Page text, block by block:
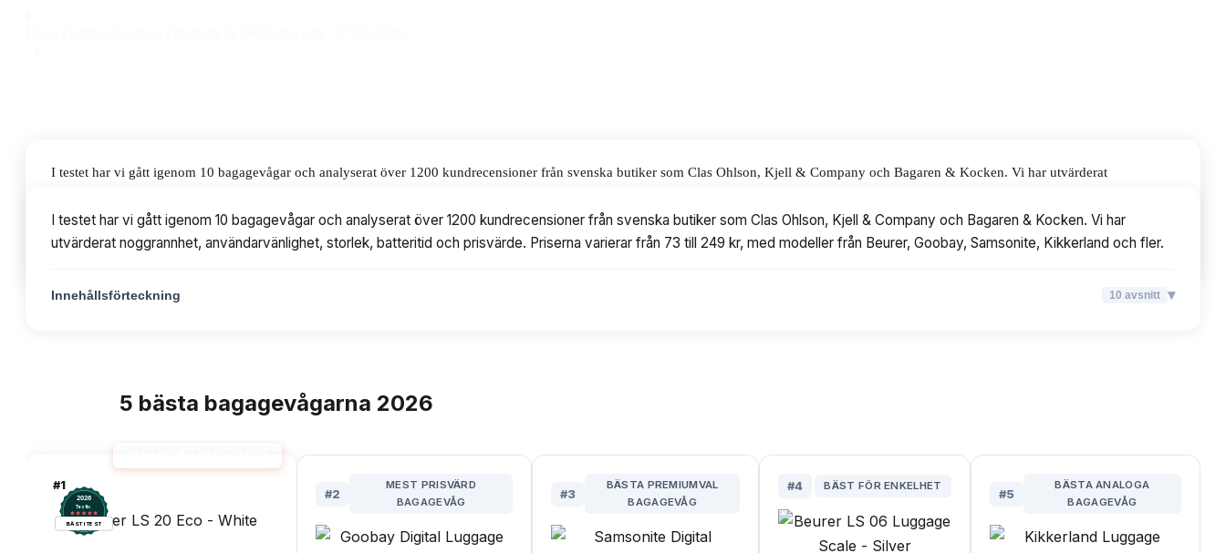
I testet har vi gått igenom 10 bagagevågar och analyserat över 1200 kundrecensioner från svenska butiker som Clas Ohlson, Kjell & Company och Bagaren & Kocken. Vi har utvärderat
Innehållsförteckning 10avsnitt
I testet har vi gått igenom 10 bagagevågar och analyserat över 1200 kundrecensioner från svenska butiker som Clas Ohlson, Kjell & Company och Bagaren & Kocken. Vi har
utvärderat noggrannhet, användarvänlighet, storlek, batteritid och prisvärde. Priserna varierar från 73 till 249 kr, med modeller från Beurer, Goobay, Samsonite, Kikkerland och fler.
Innehållsförteckning 10 avsnitt ▾
5 bästa bagagevågarna 2026
#1
2026
Testix.
BÄST I TEST
#2
MEST PRISVÄRD
BAGAGEVÅG
#3
BÄSTA PREMIUMVAL
BAGAGEVÅG
#4 BÄST FÖR ENKELHET
#5
BÄSTA ANALOGA
BAGAGEVÅG